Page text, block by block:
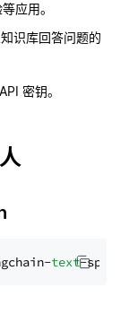
应用。
识库回答问题的
密钥。
text